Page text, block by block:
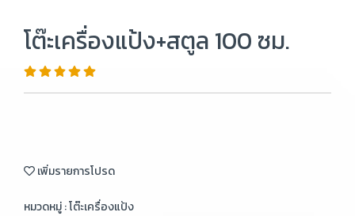
โต๊ะเครื่องแป้ง+สตูล 100 ซม.
เพิ่มรายการโปรด
หมวดหมู่ :โต๊ะเครื่องแป้ง